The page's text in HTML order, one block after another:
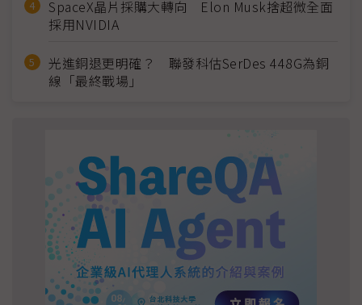
SpaceX晶片採購大轉向 Elon Musk捨超微全面
採用NVIDIA
光進銅退更明確？ 聯發科估SerDes 448G為銅
線「最終戰場」